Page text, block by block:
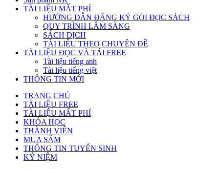
TÀI LIỆU MẤT PHÍ
HƯỚNG DẪN ĐĂNG KÝ GÓI ĐỌC SÁCH
QUY TRÌNH LÂM SÀNG
SÁCH DỊCH
TÀI LIỆU THEO CHUYÊN ĐỀ
TÀI LIỆU ĐỌC VÀ TẢI FREE
Tài liệu tiếng anh
Tài liệu tiếng việt
THÔNG TIN MỚI
TRANG CHỦ
TÀI LIỆU FREE
TÀI LIỆU MẤT PHÍ
KHÓA HỌC
THÀNH VIÊN
MUA SẮM
THÔNG TIN TUYỂN SINH
KỶ NIỆM